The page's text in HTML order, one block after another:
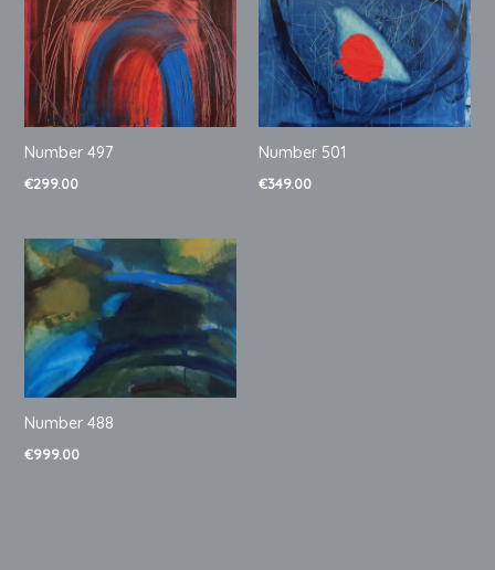
Number 497
€299.00
Number 501
€349.00
Number 488
€999.00